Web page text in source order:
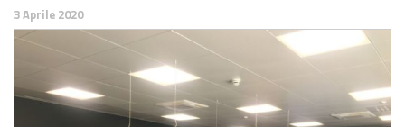
3 Aprile 2020